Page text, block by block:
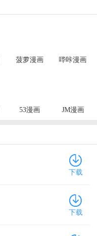
菠萝漫画 哔咔漫画
53漫画 JM漫画
下载
下载